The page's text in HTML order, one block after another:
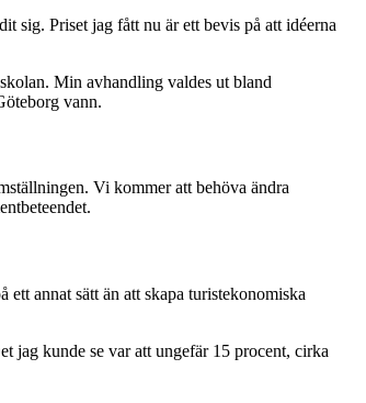
sig. Priset jag fått nu är ett bevis på att idéerna
Min avhandling valdes ut bland
vann.
Vi kommer att behöva ändra
annat sätt än att skapa turistekonomiska
jag kunde se var att ungefär 15 procent, cirka